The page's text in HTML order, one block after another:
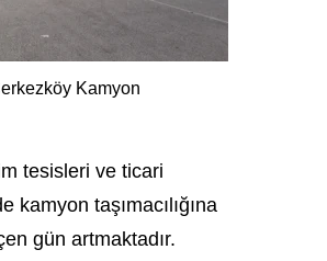
Kamyon
tesisleri ve ticari
kamyon taşımacılığına
gün artmaktadır.